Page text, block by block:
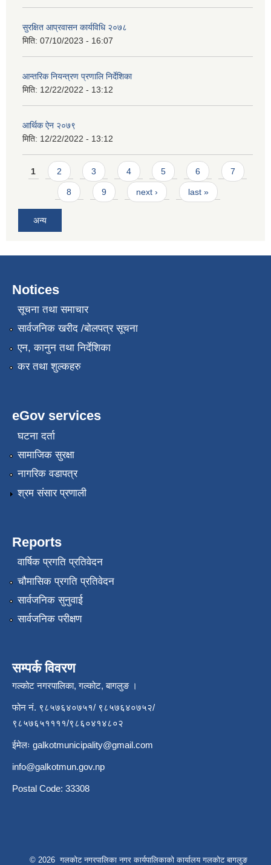
सुरक्षित आप्रवासन कार्यविधि २०७८
मिति: 07/10/2023 - 16:07
आन्तरिक नियन्त्रण प्रणालि निर्देशिका
मिति: 12/22/2022 - 13:12
आर्थिक ऐन २०७९
मिति: 12/22/2022 - 13:12
Pages
1 2 3 4 5 6 7
8 9 next › last »
अन्य
Notices
सूचना तथा समाचार
सार्वजनिक खरीद /बोलपत्र सूचना
एन, कानुन तथा निर्देशिका
कर तथा शुल्कहरु
eGov services
घटना दर्ता
सामाजिक सुरक्षा
नागरिक वडापत्र
श्रम संसार प्रणाली
Reports
वार्षिक प्रगति प्रतिवेदन
चौमासिक प्रगति प्रतिवेदन
सार्वजनिक सुनुवाई
सार्वजनिक परीक्षण
सम्पर्क विवरण
गल्कोट नगरपालिका, गल्कोट, बागलुङ ।
फोन नं. ९८५७६४०७५१/ ९८५७६४०७५२/
९८५७६५११११/९८६०४१४८०२
ईमेलः galkotmunicipality@gmail.com
info@galkotmun.gov.np
Postal Code: 33308
© 2026 गलकोट नगरपालिका नगर कार्यपालिकाको कार्यालय गलकोट बागलुङ